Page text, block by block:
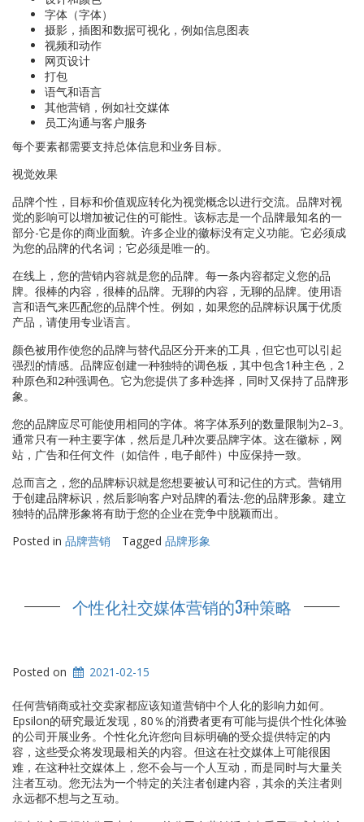
字体（字体）
摄影，插图和数据可视化，例如信息图表
视频和动作
网页设计
打包
语气和语言
其他营销，例如社交媒体
员工沟通与客户服务
每个要素都需要支持总体信息和业务目标。
视觉效果
品牌个性，目标和价值观应转化为视觉概念以进行交流。品牌对视
觉的影响可以增加被记住的可能性。该标志是一个品牌最知名的一
部分-它是你的商业面貌。许多企业的徽标没有定义功能。它必须成
为您的品牌的代名词；它必须是唯一的。
在线上，您的营销内容就是您的品牌。每一条内容都定义您的品
牌。很棒的内容，很棒的品牌。无聊的内容，无聊的品牌。使用语
言和语气来匹配您的品牌个性。例如，如果您的品牌标识属于优质
产品，请使用专业语言。
颜色被用作使您的品牌与替代品区分开来的工具，但它也可以引起
强烈的情感。品牌应创建一种独特的调色板，其中包含1种主色，2
种原色和2种强调色。它为您提供了多种选择，同时又保持了品牌形
象。
您的品牌应尽可能使用相同的字体。将字体系列的数量限制为2–3。
通常只有一种主要字体，然后是几种次要品牌字体。这在徽标，网
站，广告和任何文件（如信件，电子邮件）中应保持一致。
总而言之，您的品牌标识就是您想要被认可和记住的方式。营销用
于创建品牌标识，然后影响客户对品牌的看法-您的品牌形象。建立
独特的品牌形象将有助于您的企业在竞争中脱颖而出。
Posted in 品牌营销 Tagged 品牌形象
个性化社交媒体营销的3种策略
Posted on 2021-02-15
任何营销商或社交卖家都应该知道营销中个人化的影响力如何。
Epsilon的研究最近发现，80％的消费者更有可能与提供个性化体验
的公司开展业务。个性化允许您向目标明确的受众提供特定的内
容，这些受众将发现最相关的内容。但这在社交媒体上可能很困
难，在这种社交媒体上，您不会与一个人互动，而是同时与大量关
注者互动。您无法为一个特定的关注者创建内容，其余的关注者则
永远都不想与之互动。